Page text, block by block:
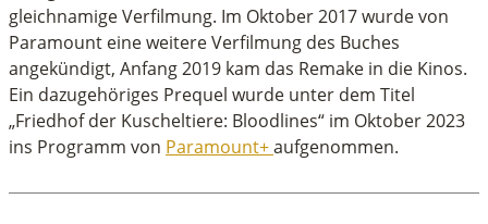
gleichnamige Verfilmung. Im Oktober 2017 wurde von
Paramount eine weitere Verfilmung des Buches
angekündigt, Anfang 2019 kam das Remake in die Kinos.
Ein dazugehöriges Prequel wurde unter dem Titel
„Friedhof der Kuscheltiere: Bloodlines“ im Oktober 2023
ins Programm von Paramount+aufgenommen.